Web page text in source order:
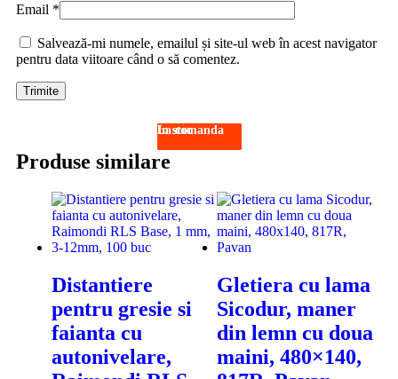
Email *
Salvează-mi numele, emailul și site-ul web în acest navigator
pentru data viitoare când o să comentez.
Produse similare
In stoc
Distantiere
pentru gresie si
faianta cu
autonivelare,
In stoc
Gletiera cu lama
Sicodur, maner
din lemn cu doua
maini, 480×140,
In stoc
La comanda